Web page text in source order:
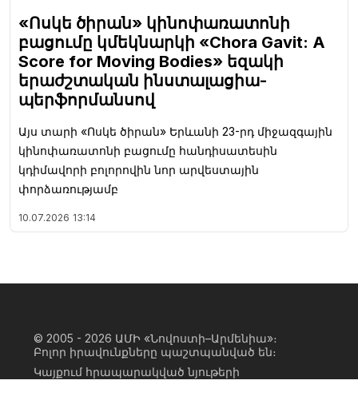
«Ոսկե ծիրան» կինոփառատոնի
բացումը կմեկնարկի «Chora Gavit: A
Score for Moving Bodies» եզակի
երաժշտական ինստալացիա-
պերֆորմանսով
Այս տարի «Ոսկե ծիրան» Երևանի 23-րդ միջազգային
կինոփառատոնի բացումը հանդիսատեսին
կդիմավորի բոլորովին նոր արվեստային
փորձառությամբ
10.07.2026 13:14
© 2005 - 2026 ԱՄԻ «Նովոստի–Արմենիա»։
Բոլոր իրավունքները պաշտպանված են։
Կայքում հրապարակված նյութերի